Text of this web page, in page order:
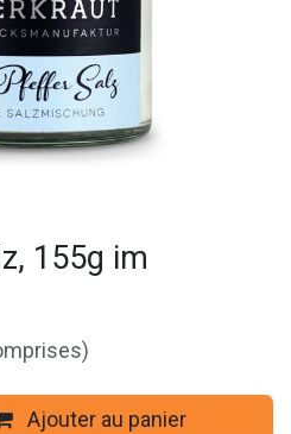
155g im
Ajouter au panier